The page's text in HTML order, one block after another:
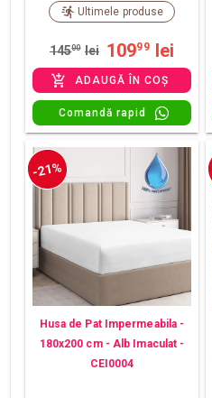
Ultimele produse
14500 lei 10999 lei
ADAUGĂ ÎN COȘ
Comandă rapid
-21%
Husa de Pat Impermeabila -
180x200 cm - Alb Imaculat -
CEI0004